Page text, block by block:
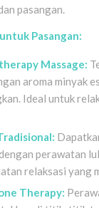
pasangan.
Pasangan:
Massage:
aroma minyak
Ideal untuk
perawatan
relaksasi yang
Therapy: